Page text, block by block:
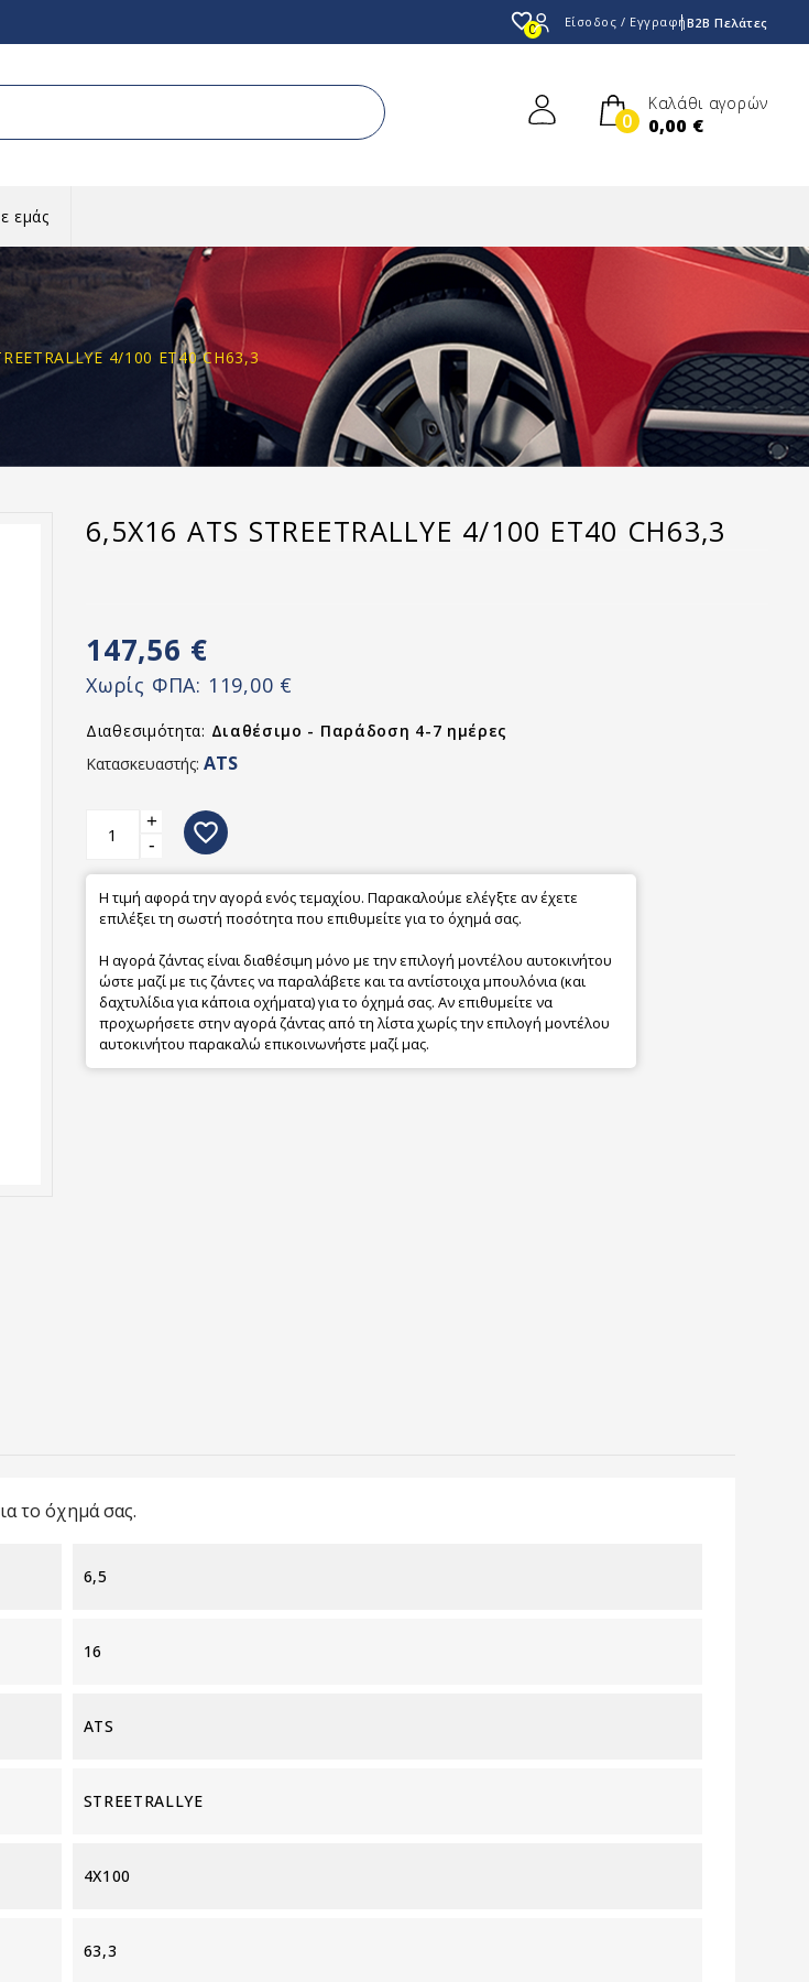
favorite_border0 Είσοδος / ΕγγραφήB2B Πελάτες
0
Καλάθι αγορών
0,00 €
εμάς
4/100 ET40 CH63,3
6,5X16 ATS STREETRALLYE 4/100 ET40 CH63,3
147,56 €
Χωρίς ΦΠΑ: 119,00 €
Διαθεσιμότητα: Διαθέσιμο - Παράδοση 4-7 ημέρες
Κατασκευαστής: ATS
+
-
favorite_border
Η τιμή αφορά την αγορά ενός τεμαχίου. Παρακαλούμε ελέγξτε αν έχετε
επιλέξει τη σωστή ποσότητα που επιθυμείτε για το όχημά σας.
Η αγορά ζάντας είναι διαθέσιμη μόνο με την επιλογή μοντέλου αυτοκινήτου
ώστε μαζί με τις ζάντες να παραλάβετε και τα αντίστοιχα μπουλόνια (και
δαχτυλίδια για κάποια οχήματα) για το όχημά σας. Αν επιθυμείτε να
προχωρήσετε στην αγορά ζάντας από τη λίστα χωρίς την επιλογή μοντέλου
αυτοκινήτου παρακαλώ επικοινωνήστε μαζί μας.
το όχημά σας.
6,5
16
ATS
STREETRALLYE
4X100
63,3